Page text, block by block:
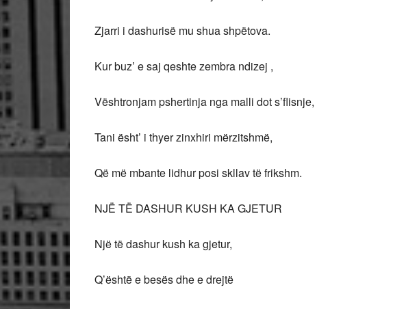
Zjarri i dashurisë mu shua shpëtova.
Kur buz’ e saj qeshte zembra ndizej ,
Vështronjam pshertinja nga malli dot s’flisnje,
Tani ësht’ i thyer zinxhiri mërzitshmë,
Që më mbante lidhur posi skllav të frikshm.
NJË TË DASHUR KUSH KA GJETUR
Një të dashur kush ka gjetur,
Q’është e besës dhe e drejtë